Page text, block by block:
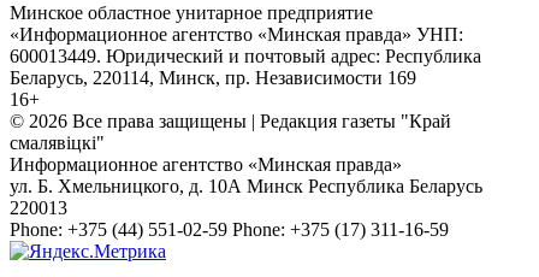
Минское областное унитарное предприятие
«Информационное агентство «Минская правда» УНП:
600013449. Юридический и почтовый адрес: Республика
Беларусь, 220114, Минск, пр. Независимости 169
16+
© 2026 Все права защищены | Редакция газеты "Край
смалявiцкi"
Информационное агентство «Минская правда»
ул. Б. Хмельницкого, д. 10А Минск Республика Беларусь
220013
Phone: +375 (44) 551-02-59 Phone: +375 (17) 311-16-59